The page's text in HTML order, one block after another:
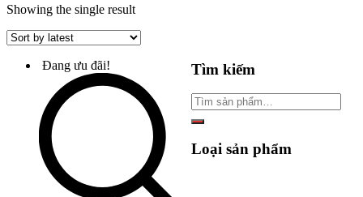
Showing the single result
Đang ưu đãi! Tìm kiếm
Loại sản phẩm